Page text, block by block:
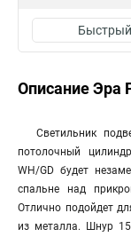
Описание Эра
Светильник
потолочный
WH/GD будет
спальне над
Отлично подойдет
из металла. Шнур